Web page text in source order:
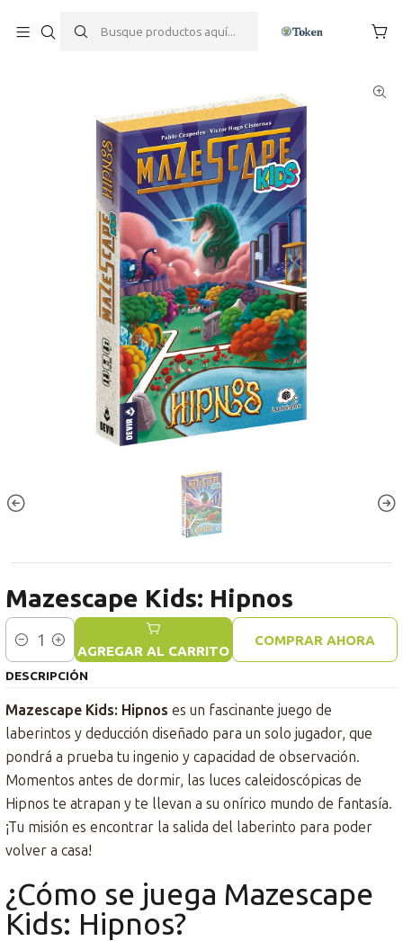
Mazescape Kids: Hipnos
Cantidad AGREGAR AL CARRITO
COMPRAR AHORA
DESCRIPCIÓN
Mazescape Kids: Hipnos es un fascinante juego de
laberintos y deducción diseñado para un solo jugador, que
pondrá a prueba tu ingenio y capacidad de observación.
Momentos antes de dormir, las luces caleidoscópicas de
Hipnos te atrapan y te llevan a su onírico mundo de fantasía.
¡Tu misión es encontrar la salida del laberinto para poder
volver a casa!
¿Cómo se juega Mazescape
Kids: Hipnos?